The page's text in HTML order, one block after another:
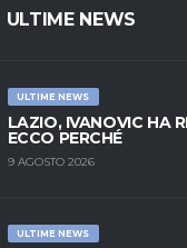
ULTIME NEWS
ULTIME NEWS
LAZIO, IVANOVIC HA
ECCO PERCHÉ
9 AGOSTO 2026
ULTIME NEWS